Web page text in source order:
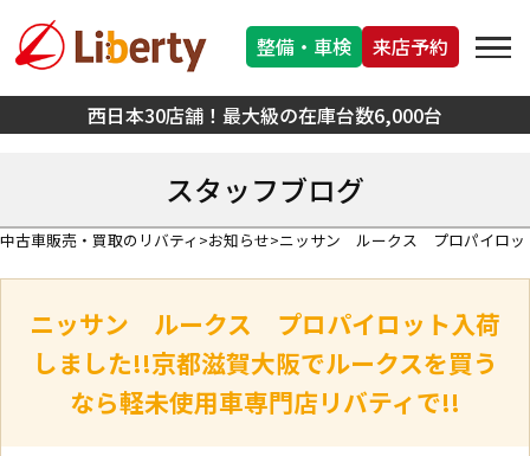
西日本30店舗！最大級の在庫台数6,000台
整備・車検 来店予約
スタッフブログ
中古車販売・買取のリバティ お知らせ ニッサン ルークス プロパイロッ
ニッサン ルークス プロパイロット入荷
しました!!京都滋賀大阪でルークスを買う
なら軽未使用車専門店リバティで!!